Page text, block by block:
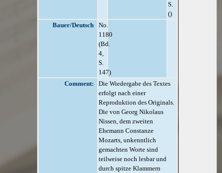
S.
()
Bauer/Deutsch
No.
1180
(Bd.
4,
S.
147)
Comment:
Die Wiedergabe des Textes
erfolgt nach einer
Reproduktion des Originals.
Die von Georg Nikolaus
Nissen, dem zweiten
Ehemann Constanze
Mozarts, unkenntlich
gemachten Worte sind
teilweise noch lesbar und
durch spitze Klammern